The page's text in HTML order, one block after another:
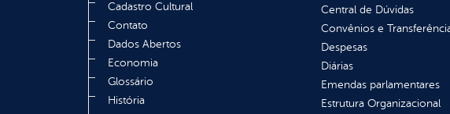
Cadastro Cultural
Contato
Dados Abertos
Economia
Glossário
História
Central de Dúvidas
Convênios e
Despesas
Diárias
Emendas parlamentares
Estrutura Organizacional